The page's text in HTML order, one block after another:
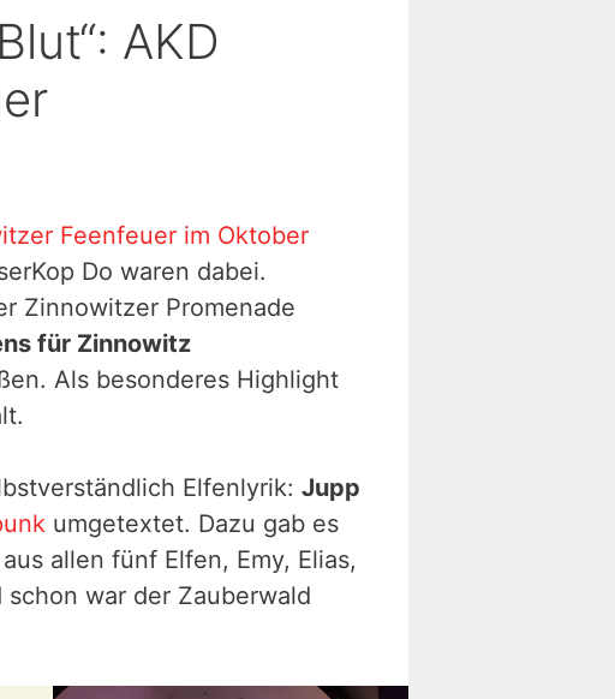
AKD
Feenfeuer im Oktober
Do waren dabei.
Zinnowitzer Promenade
für Zinnowitz
Als besonderes Highlight
Elfenlyrik: Jupp
umgetextet. Dazu gab es
allen fünf Elfen, Emy, Elias,
schon war der Zauberwald